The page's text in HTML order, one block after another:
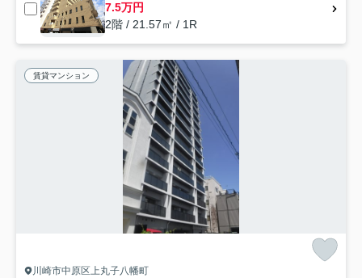
7.5万円
2階 / 21.57㎡ / 1R
賃貸マンション
川崎市中原区上丸子八幡町